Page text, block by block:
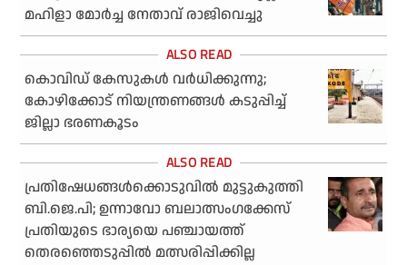
മഹിളാ മോര്‍ച്ച നേതാവ് രാജിവെച്ചു
കൊവിഡ് കേസുകള്‍ വര്‍ധിക്കുന്നു;
കോഴിക്കോട് നിയന്ത്രണങ്ങള്‍ കടുപ്പിച്ച്
ജില്ലാ ഭരണകൂടം
പ്രതിഷേധങ്ങള്‍ക്കൊടുവില്‍ മുട്ടുകുത്തി
ബി.ജെ.പി; ഉന്നാവോ ബലാത്സംഗക്കേസ്
പ്രതിയുടെ ഭാര്യയെ പഞ്ചായത്ത്
തെരഞ്ഞെടുപ്പില്‍ മത്സരിപ്പിക്കില്ല